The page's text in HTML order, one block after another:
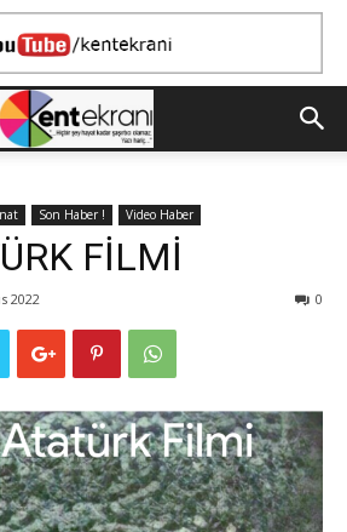
Son Haber ! Video Haber
FİLMİ
2022 0